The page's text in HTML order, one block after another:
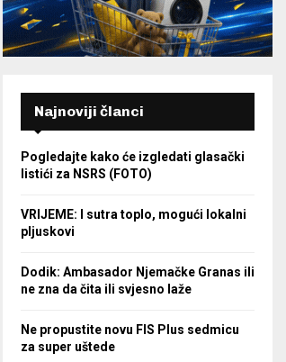
Najnoviji članci
Pogledajte kako će izgledati glasački
listići za NSRS (FOTO)
VRIJEME: I sutra toplo, mogući lokalni
pljuskovi
Dodik: Ambasador Njemačke Granas ili
ne zna da čita ili svjesno laže
Ne propustite novu FIS Plus sedmicu
za super uštede